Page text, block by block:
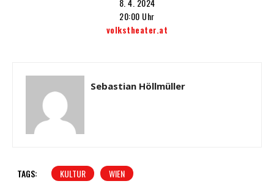
8. 4. 2024
20:00 Uhr
volkstheater.at
Sebastian Höllmüller
TAGS: KULTUR WIEN